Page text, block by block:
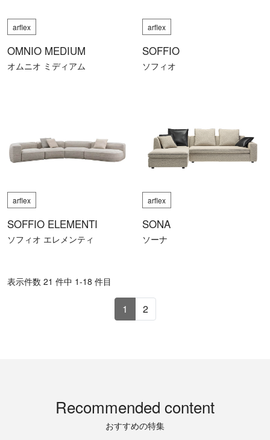
arflex
OMNIO MEDIUM
オムニオ ミディアム
arflex
SOFFIO
ソフィオ
arflex
SOFFIO ELEMENTI
ソフィオ エレメンティ
arflex
SONA
ソーナ
表⽰件数 21 件中 1-18 件目
1 2
Recommended content
おすすめの特集